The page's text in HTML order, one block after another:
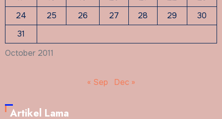
October 2011
24
25 26 27 28 29
30
31
« Sep Dec »
Artikel Lama